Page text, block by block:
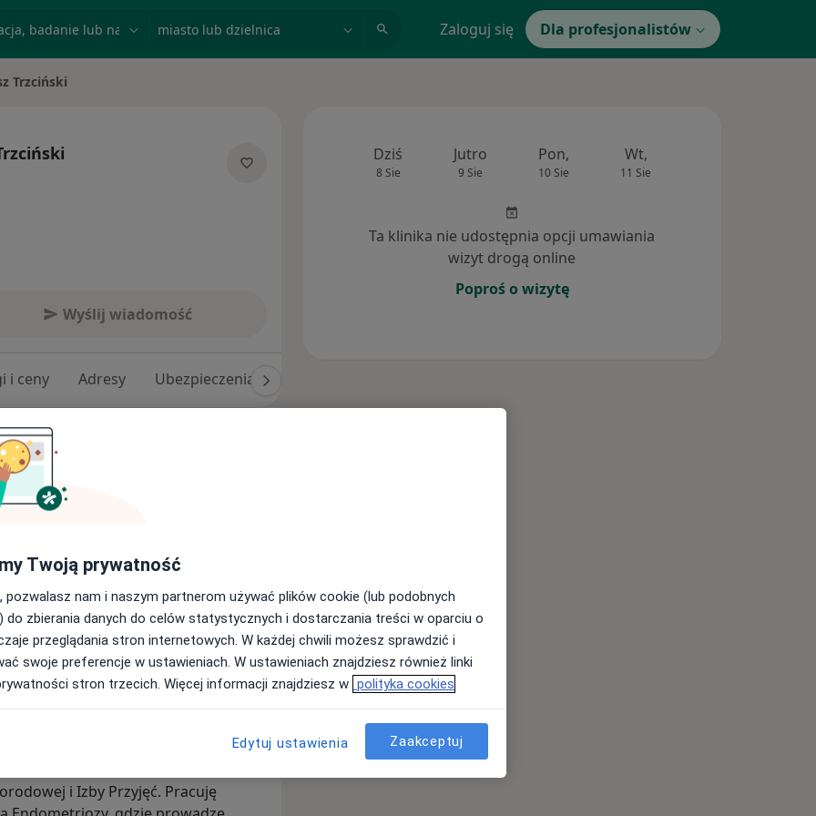
Zaloguj się Dla profesjonalistów
Trzciński
Wyślij wiadomość
i ceny Adresy Ubezpieczenia
Tytuł doktora nauk
r. za pracę doktorską pt. “Wpływ
kobiet z zespołem policystycznych
Wydziału Lekarskiego I na
w Poznaniu. Od 2018 r.
i Położnictwa w Klinice
Położniczym Szpitalu
której również rozpocząłem swoją
doktorski. W głównej mierze
Leczenia Niepłodności oraz w
Położniczym przy ul. Polnej 33,
niepłodności, stymulacją owulacji,
przygotowaniem i kwalifikacją do
i Izby Przyjęć. Pracuję
Dziś
8 Sie
Jutro
9 Sie
Pon,
10 Sie
Wt,
11 Sie
Ta klinika nie udostępnia opcji umawiania
wizyt drogą online
Poproś o wizytę
Twoją prywatność
pozwalasz nam i naszym partnerom używać plików cookie (lub podobnych
do zbierania danych do celów statystycznych i dostarczania treści w oparciu o
przeglądania stron internetowych. W każdej chwili możesz sprawdzić i
swoje preferencje w ustawieniach. W ustawieniach znajdziesz również linki
stron trzecich. Więcej informacji znajdziesz w polityka cookies
Edytuj ustawienia Zaakceptuj